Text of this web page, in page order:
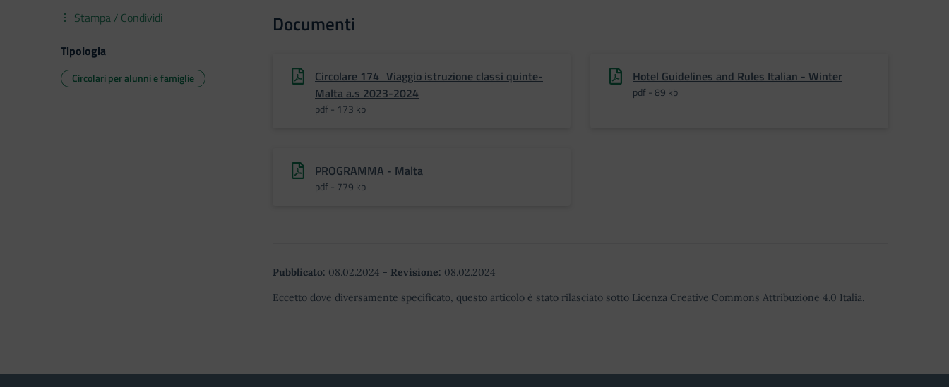
Documenti
Circolare 174_Viaggio istruzione classi quinte-
Malta a.s 2023-2024
pdf - 173 kb
Hotel Guidelines and Rules Italian - Winter
pdf - 89 kb
PROGRAMMA - Malta
pdf - 779 kb
Pubblicato: 08.02.2024 - Revisione: 08.02.2024
Eccetto dove diversamente specificato, questo articolo è stato rilasciato sotto Licenza Creative Commons Attribuzione 4.0 Italia.
Stampa / Condividi
Tipologia
Circolari per alunni e famiglie